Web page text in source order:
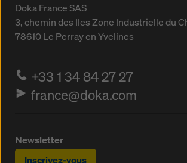
Doka France SAS
3, chemin des IlesZone Industrielle du
78610Le Perray en Yvelines
+33 1 34 84 27 27
france@doka.com
Newsletter
Inscrivez-vous